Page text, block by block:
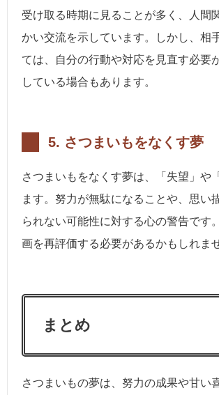
受け取る時期に見ることが多く、人間
かい交流を示しています。しかし、相
ては、自分の行動や対応を見直す必要
している場合もあります。
5. さつまいもをなくす夢
さつまいもをなくす夢は、「失望」や
ます。努力が無駄になることや、思い
られない可能性に対する心の警告です
画を再評価する必要があるかもしれま
まとめ
さつまいもの夢は、努力の成果や甘い